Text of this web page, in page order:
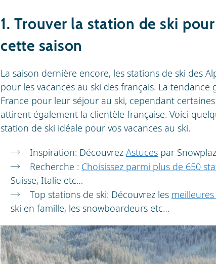
1. Trouver la station de ski
cette saison
La saison dernière encore, les stations de ski des
pour les vacances au ski des français. La
France pour leur séjour au ski, cependant
attirent également la clientèle française. Voici
station de ski idéale pour vos vacances au ski.
Inspiration: Découvrez Astuces par
Recherche : Choisissez parmi plus de 650
Suisse, Italie etc…
Top stations de ski: Découvrez les
ski en famille, les snowboardeurs etc…